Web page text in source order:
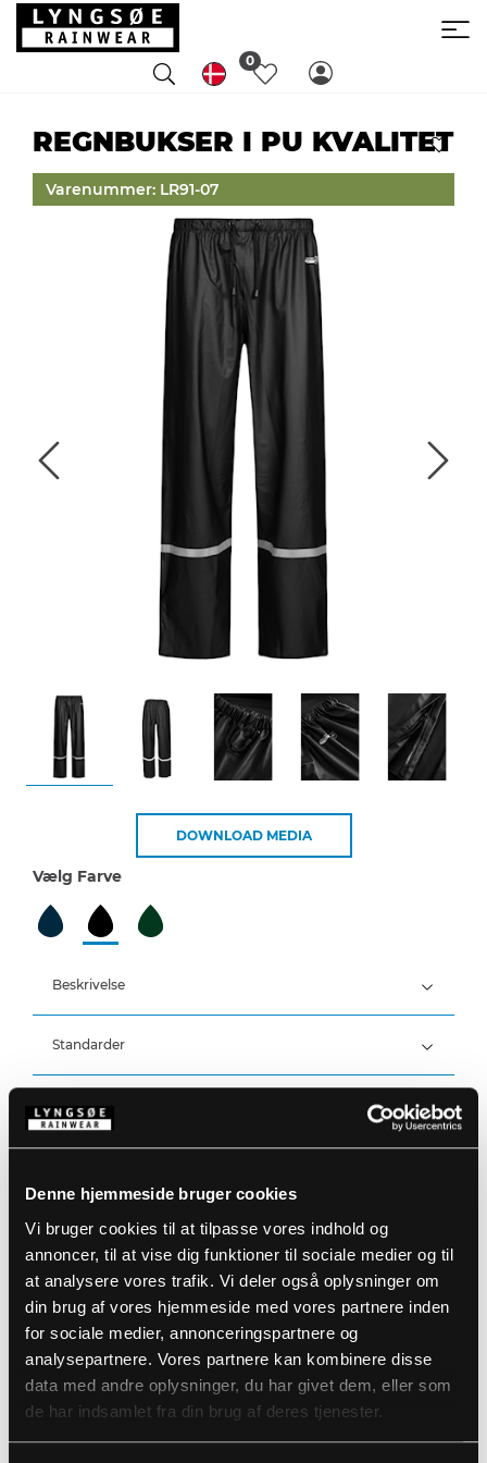
Denne hjemmeside bruger cookies
Vi bruger cookies til at tilpasse vores indhold og
annoncer, til at vise dig funktioner til sociale medier og til
at analysere vores trafik. Vi deler også oplysninger om
din brug af vores hjemmeside med vores partnere inden
for sociale medier, annonceringspartnere og
analysepartnere. Vores partnere kan kombinere disse
data med andre oplysninger, du har givet dem, eller som
de har indsamlet fra din brug af deres tjenester.
0
REGNBUKSER I PU KVALITET
Varenummer: LR91-07
DOWNLOAD MEDIA
Vælg Farve
Beskrivelse
100% Polyester, PU belægning, 170 g/m²
Vind- og vandtæt
Standarder
Detaljer
Lynlås ved ankler
Varenummer: LR91-07
DB-nummer: 2393995
EAN: 5708217032900
Størrelsesguide
Vaskeanvisninger
Plejeinstruktioner:
Anvend ikke blegemidler
Vaskes sammen med tilsvarende farver
DOWNLOAD PRODUKTBLAD
DOWNLOAD TIL ANDRE SPROG